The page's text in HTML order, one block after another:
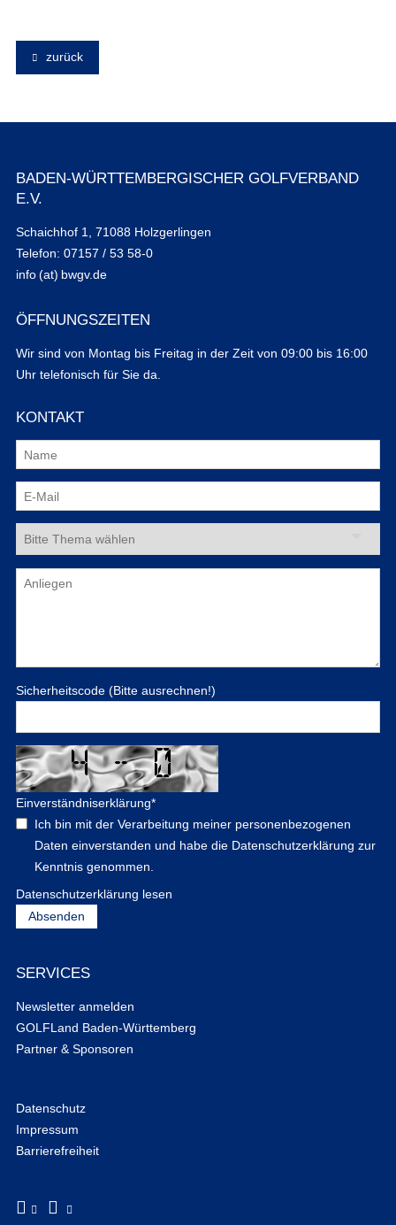
zurück
BADEN-WÜRTTEMBERGISCHER GOLFVERBAND
E.V.
Schaichhof 1, 71088 Holzgerlingen
Telefon: 07157 / 53 58-0
info (at) bwgv.de
ÖFFNUNGSZEITEN
Wir sind von Montag bis Freitag in der Zeit von 09:00 bis 16:00
Uhr telefonisch für Sie da.
KONTAKT
Sicherheitscode (Bitte ausrechnen!)
Einverständniserklärung*
Ich bin mit der Verarbeitung meiner personenbezogenen
Daten einverstanden und habe die Datenschutzerklärung zur
Kenntnis genommen.
Datenschutzerklärung lesen
SERVICES
Newsletter anmelden
GOLFLand Baden-Württemberg
Partner & Sponsoren
Datenschutz
Impressum
Barrierefreiheit